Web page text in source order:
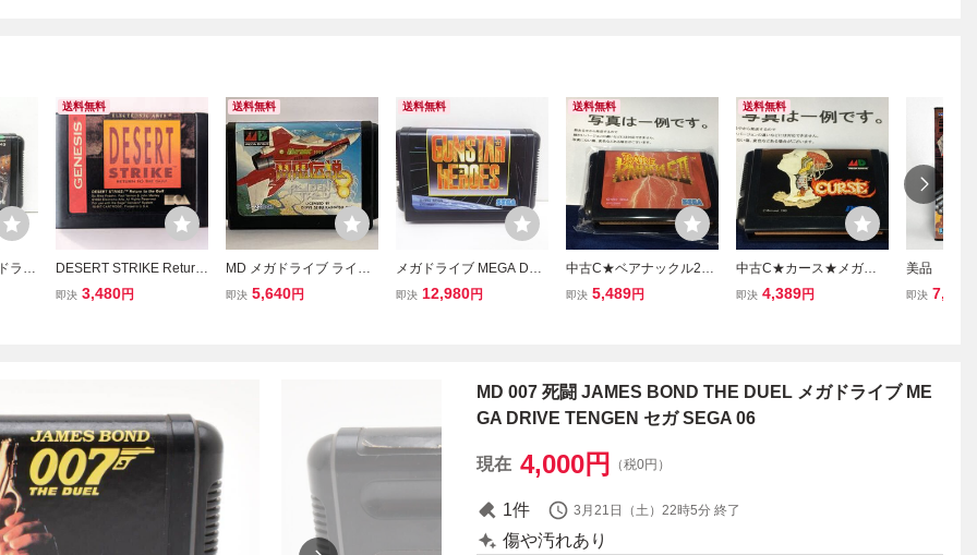
ライ
送料無料
DESERT STRIKE Return
to Gulf デザートストライ
即決 3,480円
送料無料
MD メガドライブ ライデ
ンデンセツ
即決 5,640円
送料無料
メガドライブ MEGA DRI
VE ガンスターヒーローズ
即決 12,980円
送料無料
中古C★ベアナックル2★
メガドライブソフト
即決 5,489円
送料無料
中古C★カース★メガド
ライブソフト
即決 4,389円
美品 ダイ
ーク メガ
即決 7,500
MD 007 死闘 JAMES BOND THE DUEL メガドライブ ME
GA DRIVE TENGEN セガ SEGA 06
現在 4,000円 （税0円）
1件 3月21日（土）22時5分 終了
傷や汚れあり